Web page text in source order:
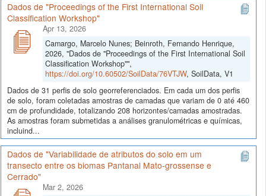
Dados de "Proceedings of the First International Soil
Classification Workshop"
Apr 13, 2026
Camargo, Marcelo Nunes; Beinroth, Fernando Henrique,
2026, "Dados de "Proceedings of the First International Soil
Classification Workshop"",
https://doi.org/10.60502/SoilData/76VTJW, SoilData, V1
Dados de 31 perfis de solo georreferenciados. Em cada um dos perfis
de solo, foram coletadas amostras de camadas que variam de 0 até 460
cm de profundidade, totalizando 208 horizontes/camadas amostradas.
As amostras foram submetidas a análises granulométricas e químicas,
incluind...
Dados de "Variabilidade de atributos do solo em um
transecto entre os biomas Pantanal Mato-grossense e
Cerrado"
Mar 2, 2026